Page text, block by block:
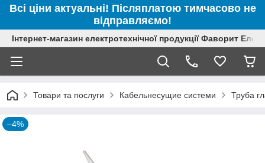
Всі ціни актуальні! Післяплатою тимчасово не
відправляємо!
Інтернет-магазин електротехнічної продукції Фаворит
Товари та послуги Кабельнесущие системи Труба
–4%